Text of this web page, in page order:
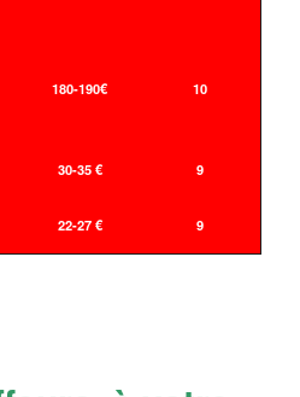
180-190€ 10
30-35 € 9
22-27 € 9